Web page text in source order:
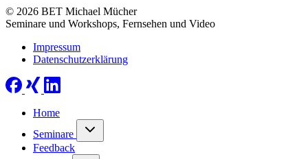
© 2026 BET Michael Mücher
Seminare und Workshops, Fernsehen und Video
Impressum
Datenschutzerklärung
Home
Seminare
Feedback